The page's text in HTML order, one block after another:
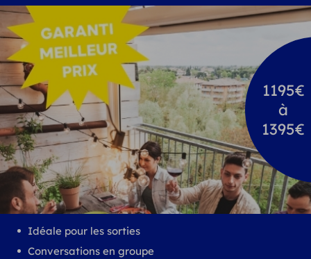
1195€
à
1395€
Idéale pour les sorties
Conversations en groupe